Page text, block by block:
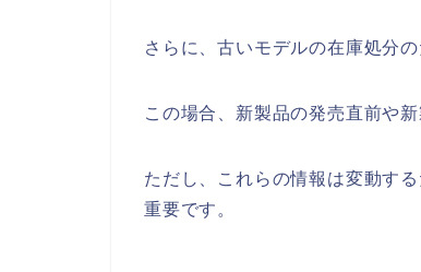
さらに、古いモデルの在庫処分
この場合、新製品の発売直前や
ただし、これらの情報は変動す
重要です。